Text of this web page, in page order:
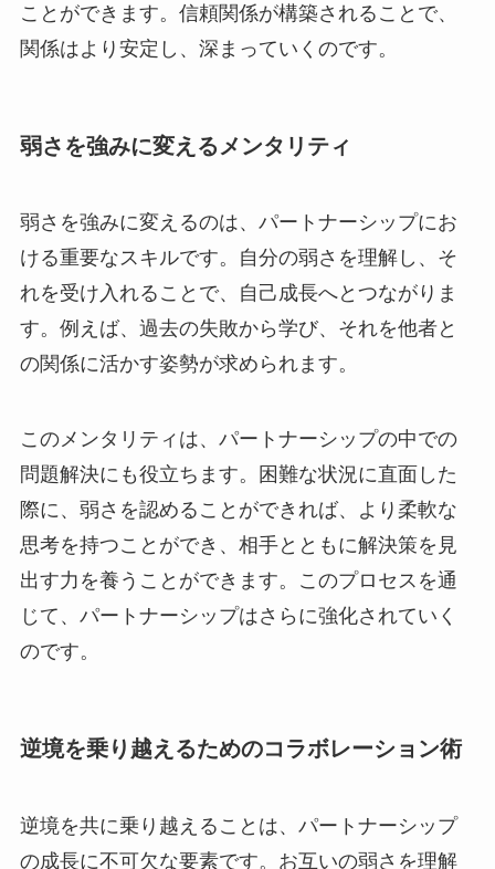
ことができます。信頼関係が構築されることで、
関係はより安定し、深まっていくのです。
弱さを強みに変えるメンタリティ
弱さを強みに変えるのは、パートナーシップにお
ける重要なスキルです。自分の弱さを理解し、そ
れを受け入れることで、自己成長へとつながりま
す。例えば、過去の失敗から学び、それを他者と
の関係に活かす姿勢が求められます。
このメンタリティは、パートナーシップの中での
問題解決にも役立ちます。困難な状況に直面した
際に、弱さを認めることができれば、より柔軟な
思考を持つことができ、相手とともに解決策を見
出す力を養うことができます。このプロセスを通
じて、パートナーシップはさらに強化されていく
のです。
逆境を乗り越えるためのコラボレーション術
逆境を共に乗り越えることは、パートナーシップ
の成長に不可欠な要素です。お互いの弱さを理解